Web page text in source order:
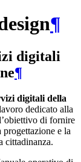
¶
digitali
¶
digitali della
dedicato alla
di fornire
e la
cittadinanza.